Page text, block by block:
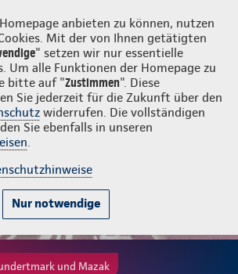
anbieten zu können, nutzen
Mit der von Ihnen getätigten
" setzen wir nur essentielle
Um alle Funktionen der Homepage zu
bitte auf "Zustimmen". Diese
Sie jederzeit für die Zukunft über den
widerrufen. Die vollständigen
Sie ebenfalls in unseren
.
Nur notwendige
Mazak Login
und Mazak